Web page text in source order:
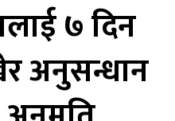
७ दिन
अनुसन्धान